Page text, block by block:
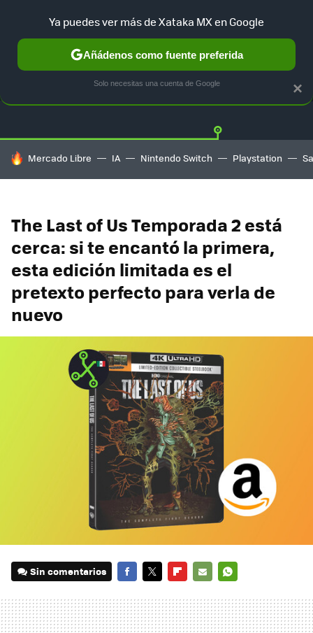
GUÍA DE COMPRAS MERCADO LIBRE
HOY SE HABLA DE
Mercado Libre IA Nintendo Switch Playstation
The Last of Us Temporada 2 está
cerca: si te encantó la primera,
esta edición limitada es el
pretexto perfecto para verla de
nuevo
Sin comentarios
MAIL
×
Ya puedes ver más de Xataka MX en Google
Añádenos como fuente preferida
Solo necesitas una cuenta de Google